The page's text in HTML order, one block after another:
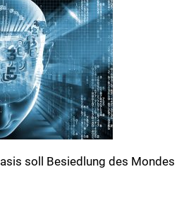
soll Besiedlung des Mondes